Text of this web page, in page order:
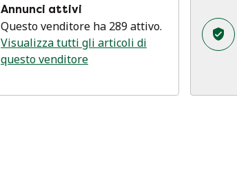
Annunci attivi
Questo venditore ha 289 attivo.
Visualizza tutti gli articoli di
questo venditore